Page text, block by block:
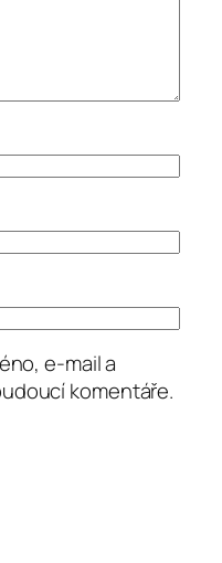
e-mail a
komentáře.